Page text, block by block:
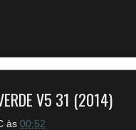
V5 31 (2014)
às 00:52